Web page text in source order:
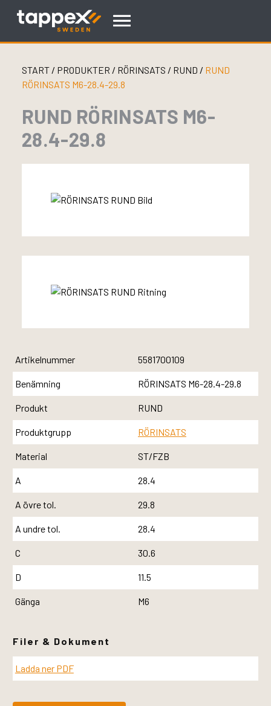
START/ PRODUKTER / RÖRINSATS / RUND / RUND
RÖRINSATS M6-28.4-29.8
RUND RÖRINSATS M6-
28.4-29.8
Artikelnummer 5581700109
Benämning RÖRINSATS M6-28.4-29.8
Produkt RUND
Produktgrupp RÖRINSATS
Material ST/FZB
A 28.4
A övre tol. 29.8
A undre tol. 28.4
C 30.6
D 11.5
Gänga M6
Filer & Dokument
Ladda ner PDF